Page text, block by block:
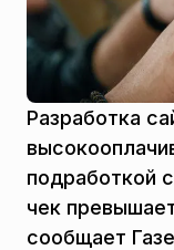
Разработка
подработкой
чек
сообщает